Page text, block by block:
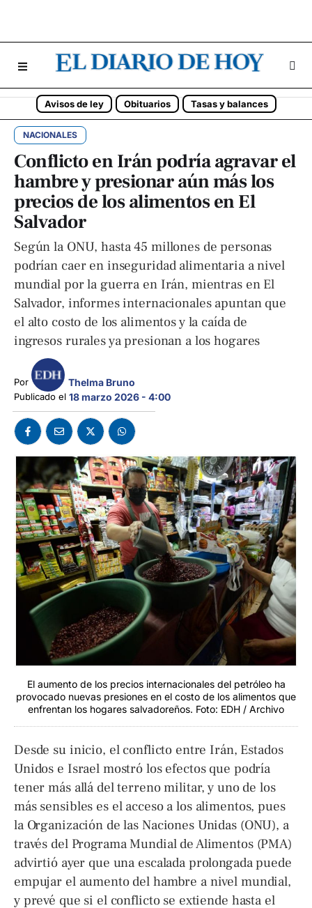
Avisos de ley Obituarios Tasas y balances
NACIONALES
Conflicto en Irán podría agravar el
hambre y presionar aún más los
precios de los alimentos en El
Salvador
Según la ONU, hasta 45 millones de personas
podrían caer en inseguridad alimentaria a nivel
mundial por la guerra en Irán, mientras en El
Salvador, informes internacionales apuntan que
el alto costo de los alimentos y la caída de
ingresos rurales ya presionan a los hogares
Por Thelma Bruno
Publicado el 18 marzo 2026 - 4:00
El aumento de los precios internacionales del petróleo ha
provocado nuevas presiones en el costo de los alimentos que
enfrentan los hogares salvadoreños. Foto: EDH / Archivo
Desde su inicio, el conflicto entre Irán, Estados
Unidos e Israel mostró los efectos que podría
tener más allá del terreno militar, y uno de los
más sensibles es el acceso a los alimentos, pues
la Organización de las Naciones Unidas (ONU), a
través del Programa Mundial de Alimentos (PMA)
advirtió ayer que una escalada prolongada puede
empujar el aumento del hambre a nivel mundial,
y prevé que si el conflicto se extiende hasta el